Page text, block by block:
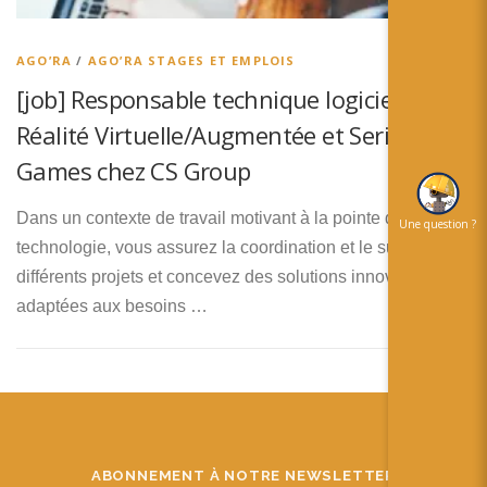
Español
AGO’RA / AGO’RA STAGES ET EMPLOIS
[job] Responsable technique logiciel
Réalité Virtuelle/Augmentée et Serious
Games chez CS Group
Dans un contexte de travail motivant à la pointe de la
technologie, vous assurez la coordination et le suivi de
différents projets et concevez des solutions innovantes
adaptées aux besoins …
ABONNEMENT À NOTRE NEWSLETTER
Une question ?